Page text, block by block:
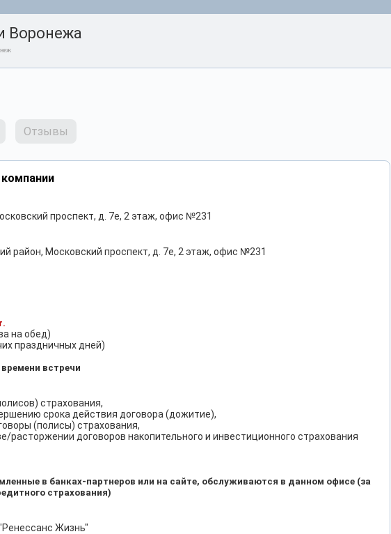
Воронежа
Отзывы
проспект, д. 7е, 2 этаж, офис №231
район, Московский проспект, д. 7е, 2 этаж, офис №231
на обед)
праздничных дней)
встречи
страхования,
срока действия договора (дожитие),
(полисы) страхования,
расторжении договоров накопительного и инвестиционного страхования
в банках-партнеров или на сайте, обслуживаются в данном офисе (за
страхования)
Жизнь"